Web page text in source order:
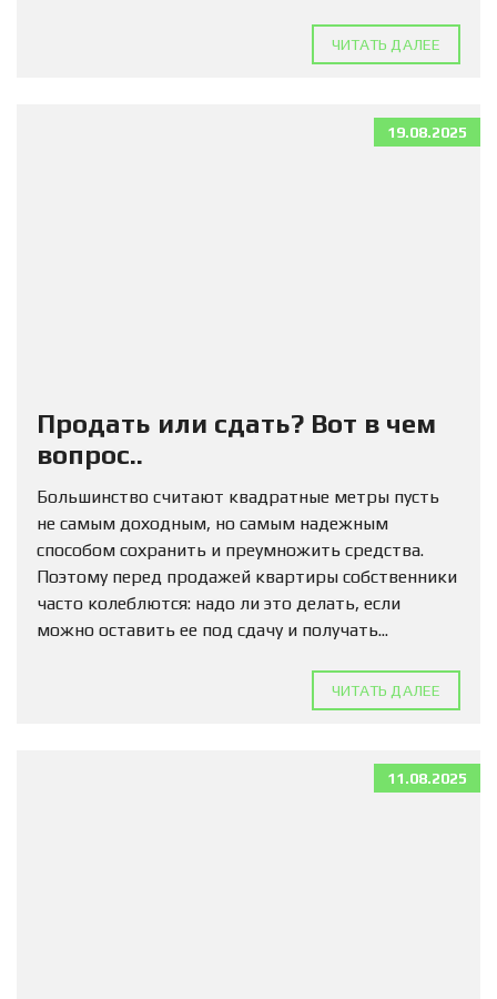
ЧИТАТЬ ДАЛЕЕ
19.08.2025
Продать или сдать? Вот в чем
вопрос..
Большинство считают квадратные метры пусть
не самым доходным, но самым надежным
способом сохранить и преумножить средства.
Поэтому перед продажей квартиры собственники
часто колеблются: надо ли это делать, если
можно оставить ее под сдачу и получать...
ЧИТАТЬ ДАЛЕЕ
11.08.2025